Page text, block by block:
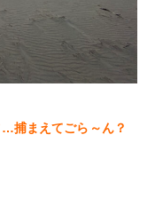
捕まえてごら～ん？